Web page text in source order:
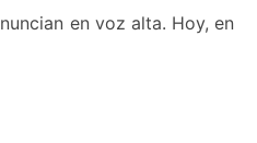
en voz alta. Hoy, en